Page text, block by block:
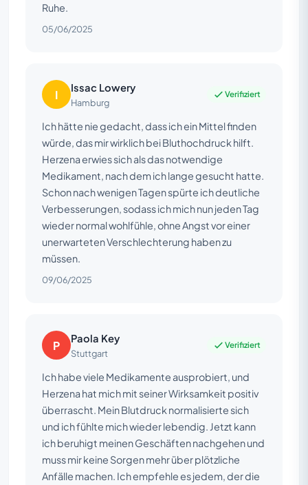
Ruhe.
05/06/2025
I Issac Lowery
Hamburg
Verifiziert
Ich hätte nie gedacht, dass ich ein Mittel finden
würde, das mir wirklich bei Bluthochdruck hilft.
Herzena erwies sich als das notwendige
Medikament, nach dem ich lange gesucht hatte.
Schon nach wenigen Tagen spürte ich deutliche
Verbesserungen, sodass ich mich nun jeden Tag
wieder normal wohlfühle, ohne Angst vor einer
unerwarteten Verschlechterung haben zu
müssen.
09/06/2025
P Paola Key
Stuttgart
Verifiziert
Ich habe viele Medikamente ausprobiert, und
Herzena hat mich mit seiner Wirksamkeit positiv
überrascht. Mein Blutdruck normalisierte sich
und ich fühlte mich wieder lebendig. Jetzt kann
ich beruhigt meinen Geschäften nachgehen und
muss mir keine Sorgen mehr über plötzliche
Anfälle machen. Ich empfehle es jedem, der die